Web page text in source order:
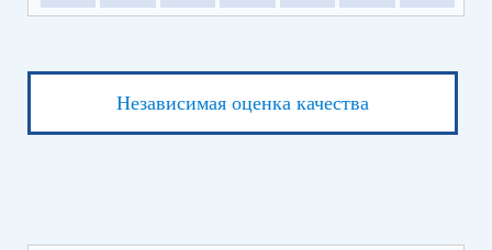
Независимая оценка качества